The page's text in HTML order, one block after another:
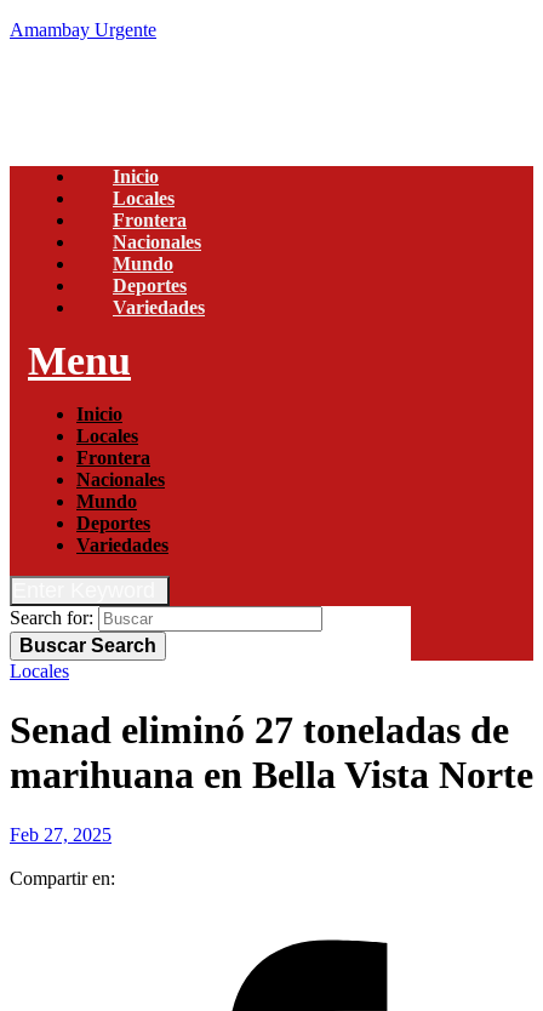
Amambay Urgente
Inicio
Locales
Frontera
Nacionales
Mundo
Deportes
Variedades
Menu
Inicio
Locales
Frontera
Nacionales
Mundo
Deportes
Variedades
Search for:
Buscar Search
Locales
Senad eliminó 27 toneladas de
marihuana en Bella Vista Norte
Feb 27, 2025
Compartir en: